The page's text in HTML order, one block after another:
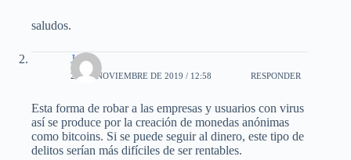
saludos.
Jesús
22 DE NOVIEMBRE DE 2019 / 12:58 RESPONDER
Esta forma de robar a las empresas y usuarios con virus
así se produce por la creación de monedas anónimas
como bitcoins. Si se puede seguir al dinero, este tipo de
delitos serían más difíciles de ser rentables.